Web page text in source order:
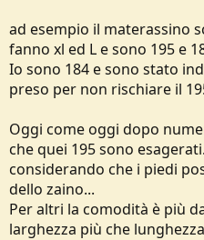
ad esempio il materassino
fanno xl ed L e sono 195 e
Io sono 184 e sono stato
preso per non rischiare il
Oggi come oggi dopo
che quei 195 sono
considerando che i piedi
dello zaino...
Per altri la comodità è più
larghezza più che